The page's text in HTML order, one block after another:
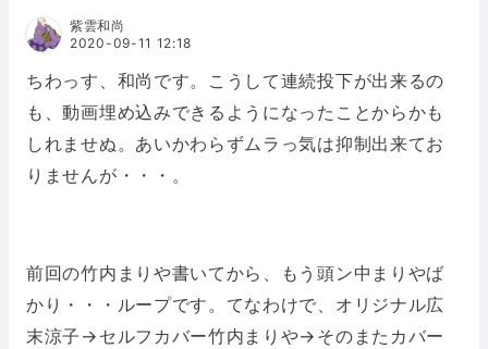
紫雲和尚
2020-09-11 12:18
ちわっす、和尚です。こうして連続投下が出来るの
も、動画埋め込みできるようになったことからかも
しれませぬ。あいかわらずムラっ気は抑制出来てお
りませんが・・・。
前回の竹内まりや書いてから、もう頭ン中まりやば
かり・・・ループです。てなわけで、オリジナル広
末涼子→セルフカバー竹内まりや→そのまたカバー